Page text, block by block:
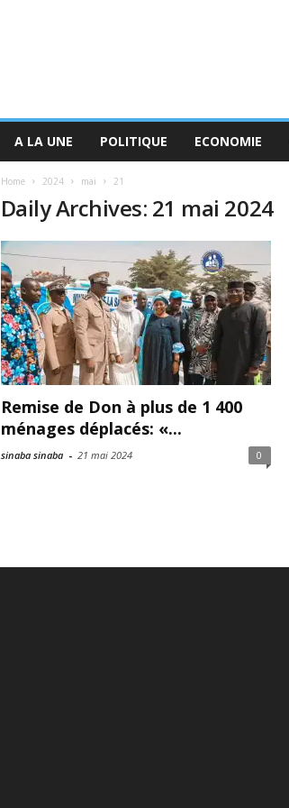
A LA UNE POLITIQUE ECONOMIE
Home 2024 mai 21
Daily Archives: 21 mai 2024
Remise de Don à plus de 1 400
ménages déplacés: «...
sinaba sinaba - 21 mai 2024 0